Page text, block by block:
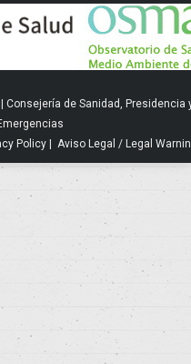
Consejería de Sanidad, Presidencia
Policy Aviso Legal / Legal